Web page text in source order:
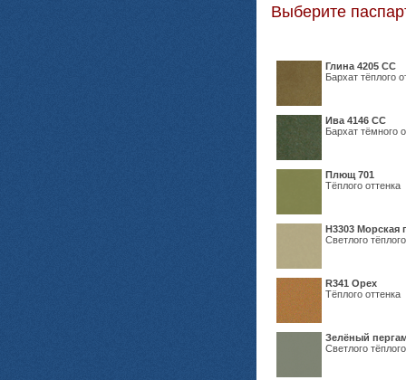
Выберите
Глина 4205 СС
Бархат тёплого
Ива 4146 СС
Бархат тёмного
Плющ 701
Тёплого оттенка
H3303 Морская
Светлого
R341 Орех
Тёплого оттенка
Зелёный
Светлого